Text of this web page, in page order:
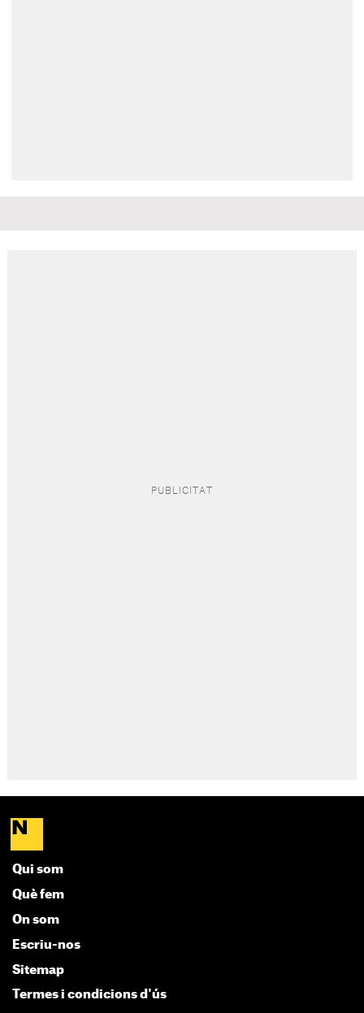
Qui som
Què fem
On som
Escriu-nos
Sitemap
Termes i condicions d'ús